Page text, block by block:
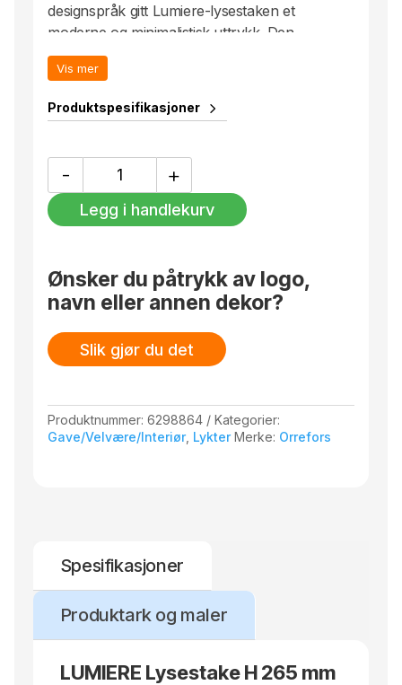
designspråk gitt Lumiere-lysestaken et
moderne og minimalistisk uttrykk. Den
sylindriske glasstaven er kombinert med en
stor fot og lysholder i sølvblankt metall.
Design: Ingegerd Råman – 2021
Vis mer
Produktspesifikasjoner
-
Lysestake
H
265
+
Legg i handlekurv
Ønsker du påtrykk av logo,
navn eller annen dekor?
Slik gjør du det
Produktnummer:6298864
Kategorier:
Gave/Velvære/Interiør, Lykter Merke: Orrefors
Spesifikasjoner
Produktark og maler
LUMIERE Lysestake H 265 mm